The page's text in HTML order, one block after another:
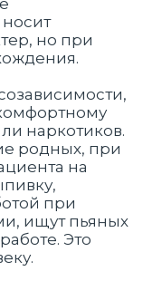
но при
наркотиков.
родных, при
на
при
ищут пьяных
Это